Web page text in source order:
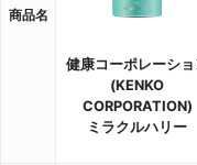
商品名
健康コーポレーショ
(KENKO
CORPORATION)
ミラクルハリー